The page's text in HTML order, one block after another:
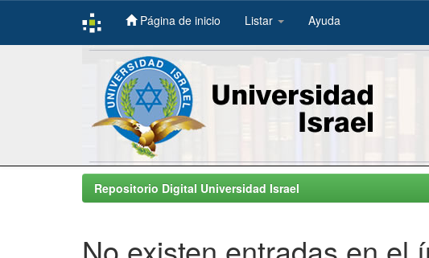
Skip
Página de inicio Listar Ayuda
Repositorio Digital Universidad Israel